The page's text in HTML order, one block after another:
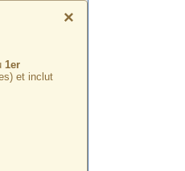
×
1er
et inclut